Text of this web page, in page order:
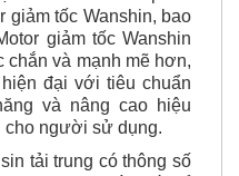
Kinh Bắc là nhà phân
giảm tốc Wanshin, bao
giảm tốc Wanshin
chắn và mạnh mẽ hơn,
đại với tiêu chuẩn
và nâng cao hiệu
cho người sử dụng.